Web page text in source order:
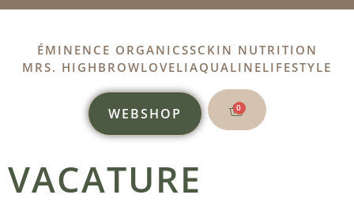
ÉMINENCE ORGANICSSCKIN NUTRITION
MRS. HIGHBROWLOVELIAQUALINELIFESTYLE
WEBSHOP 0
VACATURE